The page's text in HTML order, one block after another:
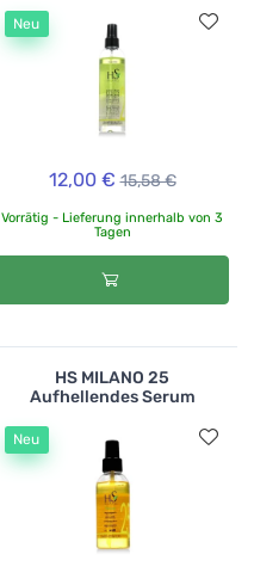
Neu
12,00 € 15,58 €
Vorrätig - Lieferung innerhalb von 3
Tagen
HS MILANO 25
Aufhellendes Serum
Neu